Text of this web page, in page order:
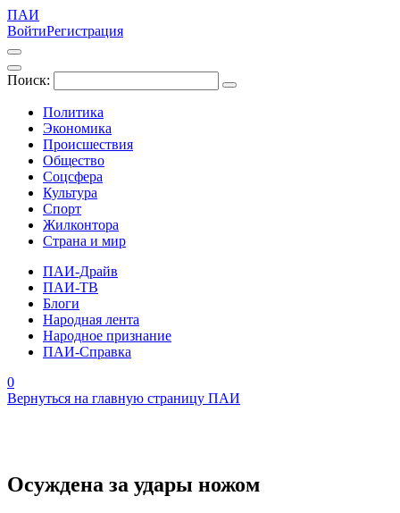
ПАИ
ВойтиРегистрация
Поиск:
Политика
Экономика
Происшествия
Общество
Соцсфера
Культура
Спорт
Жилконтора
Страна и мир
ПАИ-Драйв
ПАИ-ТВ
Блоги
Народная лента
Народное признание
ПАИ-Справка
0
Вернуться на главную страницу ПАИ
Осуждена за удары ножом